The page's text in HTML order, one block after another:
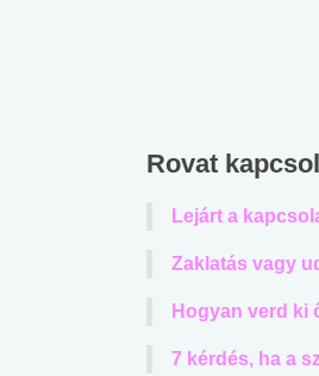
Rovat
Lejárt a
Zaklatás vagy
Hogyan verd ki
7 kérdés, ha a